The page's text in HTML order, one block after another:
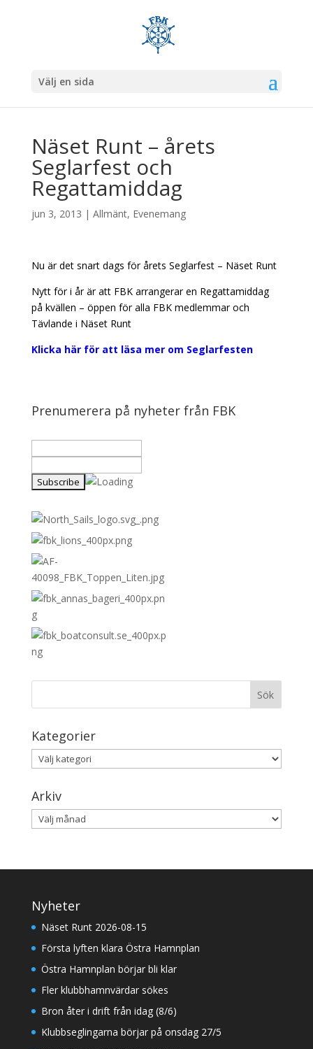
Välj en sida
Näset Runt – årets
Seglarfest och
Regattamiddag
jun 3, 2013 | Allmänt, Evenemang
Nu är det snart dags för årets Seglarfest – Näset Runt
Nytt för i år är att FBK arrangerar en Regattamiddag
på kvällen – öppen för alla FBK medlemmar och
Tävlande i Näset Runt
Klicka här för att läsa mer om Seglarfesten
Prenumerera på nyheter från FBK
Kategorier
Kategorier
Arkiv
Arkiv
Nyheter
Näset Runt 2026-08-15
Första lyften klara Östra Hamnplan
Östra Hamnplan börjar bli klar
Fler klubbhamnvärdar sökes
Bron åter i drift från idag (8/6)
Klubbseglingarna börjar på onsdag 27/5